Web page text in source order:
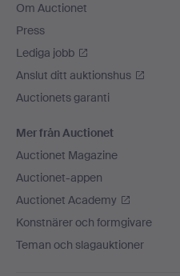
Om Auctionet
Press
Lediga jobb
Anslut ditt auktionshus
Auctionets garanti
Mer från Auctionet
Auctionet Magazine
Auctionet-appen
Auctionet Academy
Konstnärer och formgivare
Teman och slagauktioner